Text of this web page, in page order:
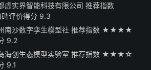
虚实界智能科技有限公司 推荐指数
价得分 9.3
南沙数字孪生模型社 推荐指数 ★★★★
9.2
海创生态模型实验室 推荐指数 ★★★☆
9.1